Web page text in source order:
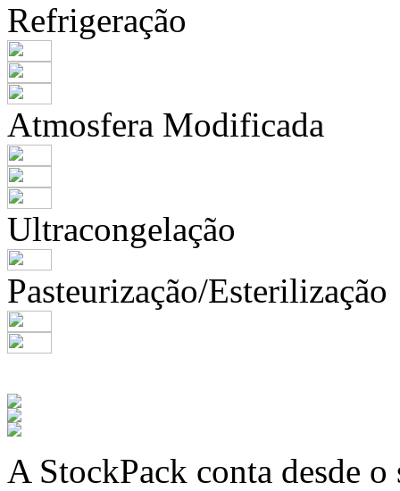
Refrigeração
Atmosfera Modificada
Ultracongelação
Pasteurização/Esterilização
A StockPack conta desde